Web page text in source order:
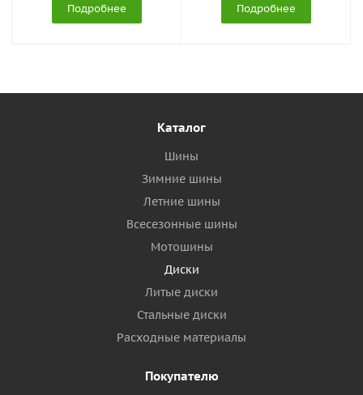
Подробнее Подробнее
Каталог
Шины
Зимние шины
Летние шины
Всесезонные шины
Мотошины
Диски
Литые диски
Стальные диски
Расходные материалы
Покупателю